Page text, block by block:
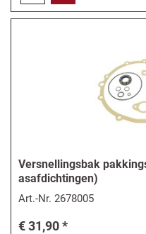
Versnellingsbak
asafdichtingen)
Art.-Nr.2678005
€ 31,90 *